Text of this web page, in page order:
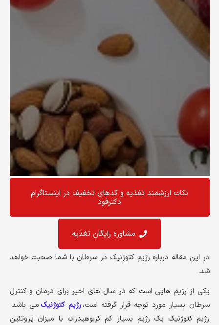
نکات ارزشمند تغذیه و کد‌های تخفیف در اینستاگرام
دکترفود
مشاوره رایگان تغذیه
در این مقاله درباره رژیم کتوژنیک در سرطان با شما صحبت خواهد
شد.
یکی از رژیم هایی است که در سال های اخیر برای درمان و کنترل
سرطان بسیار مورد توجه قرار گرفته است،رژیم کتوژنیکمی باشد.
رژیم کتوژنیک یک رژیم بسیار کم کربوهیدرات با میزان پروتئین